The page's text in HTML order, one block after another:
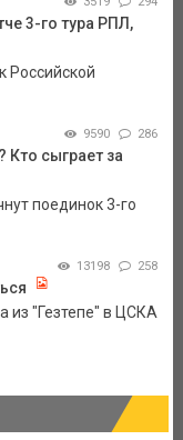
3-го тура РПЛ,
Российской
9590 286
Кто сыграет за
поединок 3-го
13198 258
из "Гезтепе" в ЦСКА